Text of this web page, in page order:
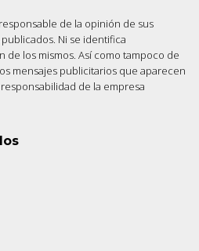
de la opinión de sus
Ni se identifica
los mismos. Así como tampoco de
mensajes publicitarios que aparecen
de la empresa